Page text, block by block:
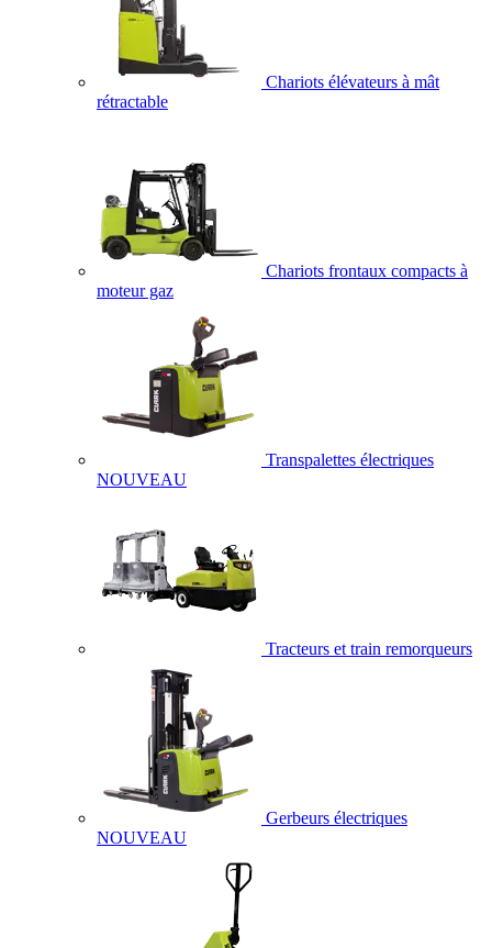
Chariots élévateurs à mât
rétractable
Chariots frontaux compacts à
moteur gaz
Transpalettes électriques
NOUVEAU
Tracteurs et train remorqueurs
Gerbeurs électriques
NOUVEAU